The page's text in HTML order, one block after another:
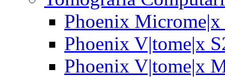
Phoenix
Phoenix V|tome|x
Phoenix V|tome|x